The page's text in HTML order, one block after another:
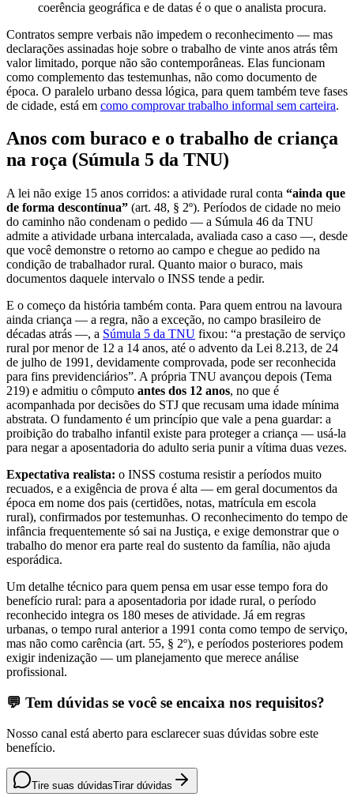
coerência geográfica e de datas é o que o analista procura.
Contratos sempre verbais não impedem o reconhecimento — mas
declarações assinadas hoje sobre o trabalho de vinte anos atrás têm
valor limitado, porque não são contemporâneas. Elas funcionam
como complemento das testemunhas, não como documento de
época. O paralelo urbano dessa lógica, para quem também teve fases
de cidade, está em como comprovar trabalho informal sem carteira.
Anos com buraco e o trabalho de criança
na roça (Súmula 5 da TNU)
A lei não exige 15 anos corridos: a atividade rural conta “ainda que
de forma descontínua” (art. 48, § 2º). Períodos de cidade no meio
do caminho não condenam o pedido — a Súmula 46 da TNU
admite a atividade urbana intercalada, avaliada caso a caso —, desde
que você demonstre o retorno ao campo e chegue ao pedido na
condição de trabalhador rural. Quanto maior o buraco, mais
documentos daquele intervalo o INSS tende a pedir.
E o começo da história também conta. Para quem entrou na lavoura
ainda criança — a regra, não a exceção, no campo brasileiro de
décadas atrás —, a Súmula 5 da TNU fixou: “a prestação de serviço
rural por menor de 12 a 14 anos, até o advento da Lei 8.213, de 24
de julho de 1991, devidamente comprovada, pode ser reconhecida
para fins previdenciários”. A própria TNU avançou depois (Tema
219) e admitiu o cômputo antes dos 12 anos, no que é
acompanhada por decisões do STJ que recusam uma idade mínima
abstrata. O fundamento é um princípio que vale a pena guardar: a
proibição do trabalho infantil existe para proteger a criança — usá-la
para negar a aposentadoria do adulto seria punir a vítima duas vezes.
Expectativa realista: o INSS costuma resistir a períodos muito
recuados, e a exigência de prova é alta — em geral documentos da
época em nome dos pais (certidões, notas, matrícula em escola
rural), confirmados por testemunhas. O reconhecimento do tempo de
infância frequentemente só sai na Justiça, e exige demonstrar que o
trabalho do menor era parte real do sustento da família, não ajuda
esporádica.
Um detalhe técnico para quem pensa em usar esse tempo fora do
benefício rural: para a aposentadoria por idade rural, o período
reconhecido integra os 180 meses de atividade. Já em regras
urbanas, o tempo rural anterior a 1991 conta como tempo de serviço,
mas não como carência (art. 55, § 2º), e períodos posteriores podem
exigir indenização — um planejamento que merece análise
profissional.
💬 Tem dúvidas se você se encaixa nos requisitos?
Nosso canal está aberto para esclarecer suas dúvidas sobre este
benefício.
Tire suas dúvidasTirar dúvidas